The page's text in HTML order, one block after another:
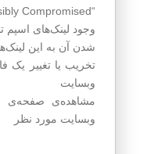
“Possibly Compromised” دریافت می‌شود.
وجود لینک‌های اسپم
شدن آن به این
تخریب یا تغییر یک
وبسایت
مشاهده‌ی صفحه‌ی
وبسایت مورد نظر